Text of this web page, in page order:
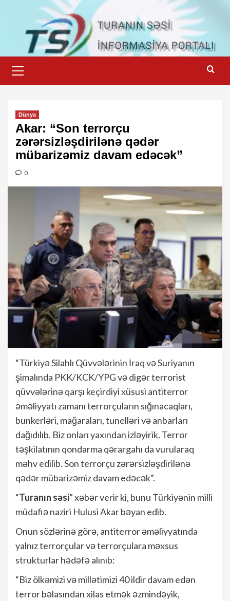
content
Menu
Dünya
Akar: “Son terrorçu
zərərsizləşdirilənə qədər
mübarizəmiz davam edəcək”
0
“Türkiyə Silahlı Qüvvələrinin İraq və Suriyanın
şimalında PKK/KCK/YPG və digər terrorist
qüvvələrinə qarşı keçirdiyi xüsusi antiterror
əməliyyatı zamanı terrorçuların sığınacaqları,
bunkerləri, mağaraları, tunelləri və anbarları
dağıdılıb. Biz onları yaxından izləyirik. Terror
təşkilatının qondarma qərargahı da vurularaq
məhv edilib. Son terrorçu zərərsizləşdirilənə
qədər mübarizəmiz davam edəcək”.
“Turanın səsi” xəbər verir ki, bunu Türkiyənin milli
müdafiə naziri Hulusi Akar bəyan edib.
Onun sözlərinə görə, antiterror əməliyyatında
yalnız terrorçular və terrorçulara məxsus
strukturlar hədəfə alınıb:
“Biz ölkəmizi və millətimizi 40 ildir davam edən
terror bəlasından xilas etmək əzmindəyik,